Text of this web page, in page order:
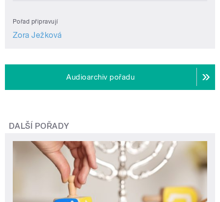
Pořad připravují
Zora Ježková
Audioarchiv pořadu
DALŠÍ POŘADY